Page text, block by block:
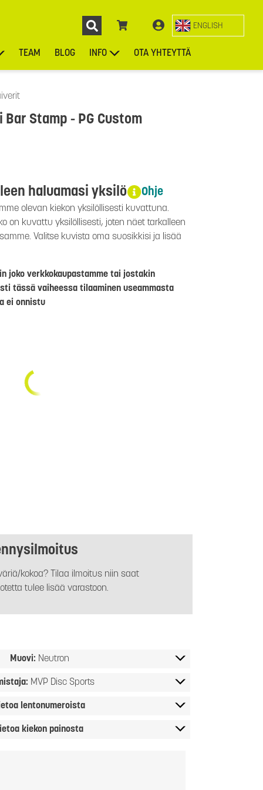
ENGLISH
TEAM BLOG INFO OTA YHTEYTTÄ
Stamp - PG Custom
haluamasi yksilö Ohje
olevan kiekon yksilöllisesti kuvattuna.
on kuvattu yksilöllisesti, joten näet tarkalleen
Valitse kuvista oma suosikkisi ja lisää
joko verkkokaupastamme tai jostakin
tässä vaiheessa tilaaminen useammasta
ei onnistu
kokoa? Tilaa ilmoitus niin saat
tulee lisää varastoon.
Muovi: Neutron
MVP Disc Sports
lentonumeroista
kiekon painosta